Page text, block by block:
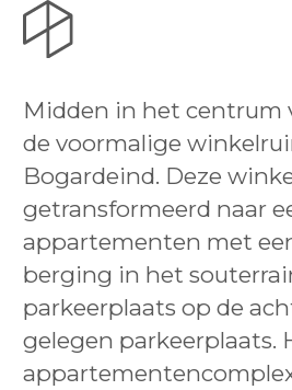
Midden in het centrum
de voormalige
Bogardeind. Deze
getransformeerd naar
appartementen met
berging in het
parkeerplaats op de
gelegen parkeerplaats.